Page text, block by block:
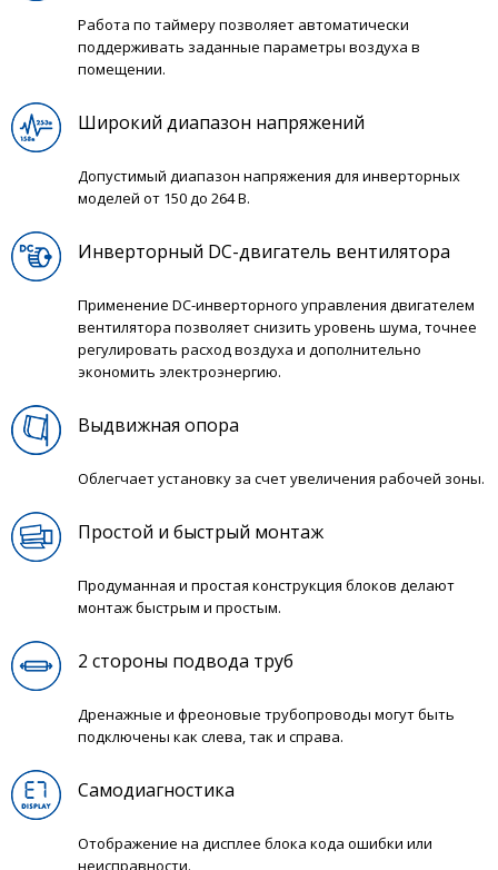
Работа по таймеру позволяет автоматически
поддерживать заданные параметры воздуха в
помещении.
Широкий диапазон напряжений
Допустимый диапазон напряжения для инверторных
моделей от 150 до 264 В.
Инверторный DC-двигатель вентилятора
Применение DC-инверторного управления двигателем
вентилятора позволяет снизить уровень шума, точнее
регулировать расход воздуха и дополнительно
экономить электроэнергию.
Выдвижная опора
Облегчает установку за счет увеличения рабочей зоны.
Простой и быстрый монтаж
Продуманная и простая конструкция блоков делают
монтаж быстрым и простым.
2 стороны подвода труб
Дренажные и фреоновые трубопроводы могут быть
подключены как слева, так и справа.
Самодиагностика
Отображение на дисплее блока кода ошибки или
неисправности.